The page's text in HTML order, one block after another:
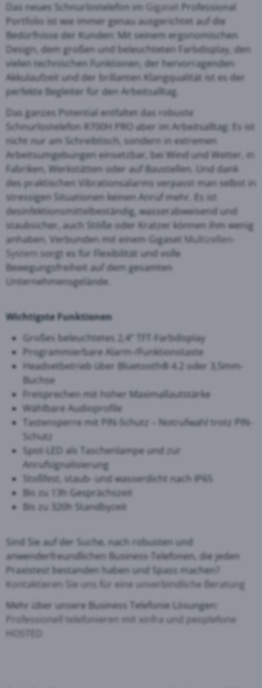
Das neues Schnurlostelefon im
Gigaset Professional
Portfolio ist wie immer genau ausgerichtet auf die
Bedürfnisse der Kunden: Mit seinem ergonomischen
Design, dem großen und beleuchteten Farbdisplay, den
vielen technischen Funktionen, der hervorragenden
Akkulaufzeit und der brillanten Klangqualität ist es der
perfekte Begleiter für den Arbeitsalltag.
Das ganzes Potential entfaltet das robuste
Schnurlostelefon R700H PRO aber im Arbeitsalltag: Es ist
nicht nur am Schreibtisch, sondern in extremen
Arbeitsumgebungen einsetzbar, bei Wind und Wetter, in
Fabriken, Werkstätten oder auf Baustellen. Und dank
des praktischen Vibrationsalarms verpasst man selbst in
stressigen Situationen keinen Anruf mehr. Es ist
desinfektionsmittelbeständig, wasserabweisend und
staubsicher, auch Stöße oder Kratzer können ihm wenig
anhaben. Verbunden mit einem Gigaset Multizellen-
System sorgt es für Flexibilität und volle
Bewegungsfreiheit auf dem gesamten
Unternehmensgelände.
Wichtigste Funktionen
Großes beleuchtetes 2,4“ TFT-Farbdisplay
Programmierbare Alarm-/Funktionstaste
Headsetbetrieb über Bluetooth® 4.2 oder 3,5mm-
Buchse
Freisprechen mit hoher Maximallautstärke
Wählbare Audioprofile
Tastensperre mit PIN-Schutz – Notrufwahl trotz PIN-
Schutz
Spot-LED als Taschenlampe und zur
Anrufsignalisierung
Stoßfest, staub- und wasserdicht nach IP65
Bis zu 13h Gesprächszeit
Bis zu 320h Standbyzeit
Sind Sie auf der Suche, nach robusten und
anwenderfreundlichen Business-Telefonen, die jeden
Praxistest bestanden haben und Spass machen?
Kontaktieren Sie uns für eine unverbindliche Beratung
Mehr über unsere Business Telefonie Lösungen:
Professionell telefonieren mit xinfra und peoplefone
HOSTED